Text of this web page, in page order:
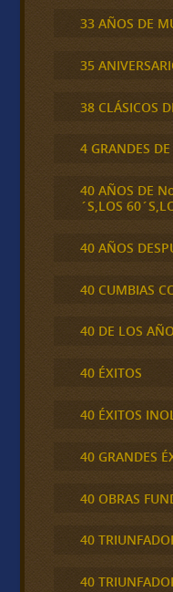
33 AÑOS DE
35
38 CLÁSICOS
4 GRANDES
40 AÑOS DE
´S,LOS
40 AÑOS
40 CUMBIAS
40 DE LOS
40 ÉXITOS
40 ÉXITOS
40 GRANDES
40 OBRAS
40
40